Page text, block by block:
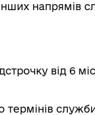
напрямів
від 6
термінів